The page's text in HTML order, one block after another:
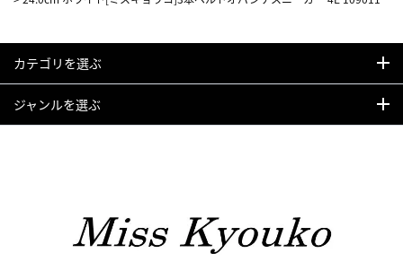
カテゴリを選ぶ
ジャンルを選ぶ